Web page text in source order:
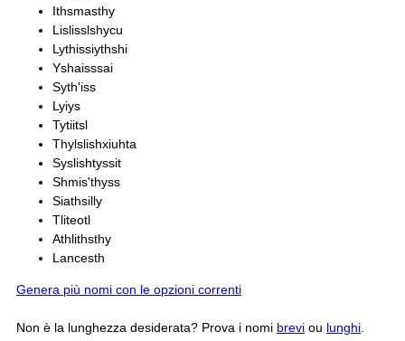
Ithsmasthy
Lislisslshycu
Lythissiythshi
Yshaisssai
Syth'iss
Lyiys
Tytiitsl
Thylslishxiuhta
Syslishtyssit
Shmis'thyss
Siathsilly
Tliteotl
Athlithsthy
Lancesth
Genera più nomi con le opzioni correnti
Non è la lunghezza desiderata? Prova i nomi brevi ou lunghi